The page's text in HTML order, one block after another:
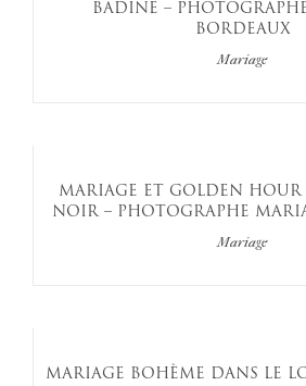
BADINE –
BORDEAUX
Mariage
MARIAGE ET GOLDEN HOUR
NOIR – PHOTOGRAPHE
Mariage
MARIAGE BOHÈME DANS LE